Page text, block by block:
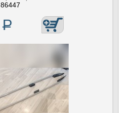
86447
Р